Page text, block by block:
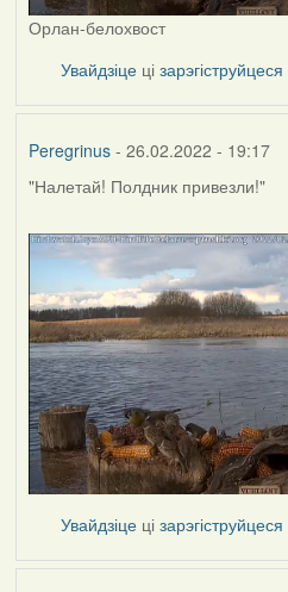
Орлан-белохвост
Увайдзіце цізарэгіструйцеся
Peregrinus- 26.02.2022 - 19:17
"Налетай! Полдник привезли!"
Увайдзіце цізарэгіструйцеся